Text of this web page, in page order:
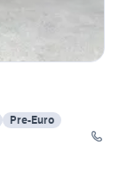
Pre-Euro